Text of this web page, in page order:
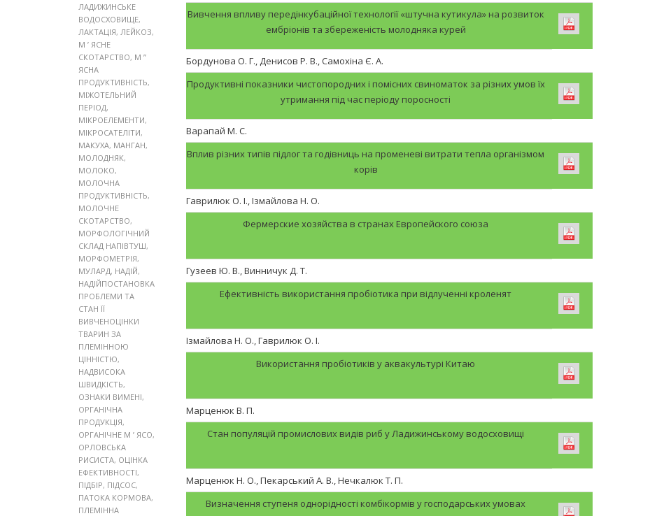
ЛАДИЖИНСЬКЕ
ВОДОСХОВИЩЕ,
ЛАКТАЦІЯ, ЛЕЙКОЗ,
М ’ ЯСНЕ
СКОТАРСТВО, М ”
ЯСНА
ПРОДУКТИВНІСТЬ,
МІЖОТЕЛЬНИЙ
ПЕРІОД,
МІКРОЕЛЕМЕНТИ,
МІКРОСАТЕЛІТИ,
МАКУХА, МАНГАН,
МОЛОДНЯК,
МОЛОКО,
МОЛОЧНА
ПРОДУКТИВНІСТЬ,
МОЛОЧНЕ
СКОТАРСТВО,
МОРФОЛОГІЧНИЙ
СКЛАД НАПІВТУШ,
МОРФОМЕТРІЯ,
МУЛАРД, НАДІЙ,
НАДІЙПОСТАНОВКА
ПРОБЛЕМИ ТА
СТАН ЇЇ
ВИВЧЕНОЦІНКИ
ТВАРИН ЗА
ПЛЕМІННОЮ
ЦІННІСТЮ,
НАДВИСОКА
ШВИДКІСТЬ,
ОЗНАКИ ВИМЕНІ,
ОРГАНІЧНА
ПРОДУКЦІЯ,
ОРГАНІЧНЕ М ’ ЯСО,
ОРЛОВСЬКА
РИСИСТА, ОЦІНКА
ЕФЕКТИВНОСТІ,
ПІДБІР, ПІДСОС,
ПАТОКА КОРМОВА,
ПЛЕМІННА
Вивчення впливу передінкубаційної технології «штучна кутикула» на розвиток
ембріонів та збереженість молодняка курей
Бордунова О. Г., Денисов Р. В., Самохіна Є. А.
Продуктивні показники чистопородних і помісних свиноматок за різних умов їх
утримання під час періоду поросності
Варапай М. С.
Вплив різних типів підлог та годівниць на променеві витрати тепла організмом
корів
Гаврилюк О. І., Ізмайлова Н. О.
Фермерские хозяйства в странах Европейского союза
Гузеев Ю. В., Винничук Д. Т.
Ефективність використання пробіотика при відлученні кроленят
Ізмайлова Н. О., Гаврилюк О. І.
Використання пробіотиків у аквакультурі Китаю
Марценюк В. П.
Стан популяцій промислових видів риб у Ладижинському водосховищі
Марценюк Н. О., Пекарський А. В., Нечкалюк Т. П.
Визначення ступеня однорідності комбікормів у господарських умовах